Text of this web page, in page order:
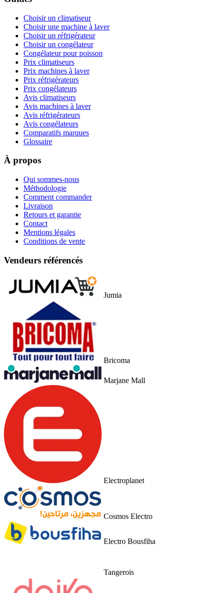
Choisir un climatiseur
Choisir une machine à laver
Choisir un réfrigérateur
Choisir un congélateur
Congélateur pour poisson
Prix climatiseurs
Prix machines à laver
Prix réfrigérateurs
Prix congélateurs
Avis climatiseurs
Avis machines à laver
Avis réfrigérateurs
Avis congélateurs
Comparatifs marques
Glossaire
À propos
Qui sommes-nous
Méthodologie
Comment commander
Livraison
Retours et garantie
Contact
Mentions légales
Conditions de vente
Vendeurs référencés
Jumia
Bricoma
Marjane Mall
Electroplanet
Cosmos Electro
Electro Bousfiha
Tangerois